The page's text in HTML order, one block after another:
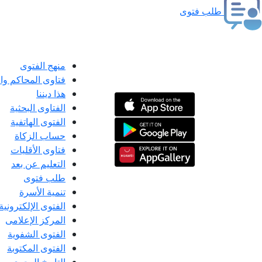
طلب فتوى
منهج الفتوى
فتاوى المحاكم
هذا ديننا
الفتاوى البحثية
الفتوى الهاتفية
حساب الزكاة
فتاوى الأقليات
التعليم عن بعد
طلب فتوى
تنمية الأسرة
الفتوى الإلكترونية
المركز الإعلامى
الفتوى الشفوية
الفتوى المكتوبة